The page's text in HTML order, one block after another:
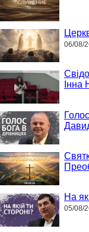
06/08/
Інна
На
05/08/